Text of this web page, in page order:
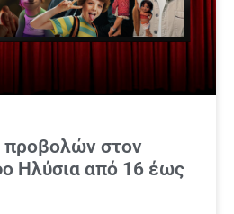
στον
Ηλύσια από 16 έως